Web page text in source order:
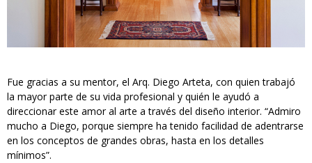
Fue gracias a su mentor, el Arq. Diego Arteta, con quien trabajó
la mayor parte de su vida profesional y quién le ayudó a
direccionar este amor al arte a través del diseño interior. “Admiro
mucho a Diego, porque siempre ha tenido facilidad de adentrarse
en los conceptos de grandes obras, hasta en los detalles
mínimos”.